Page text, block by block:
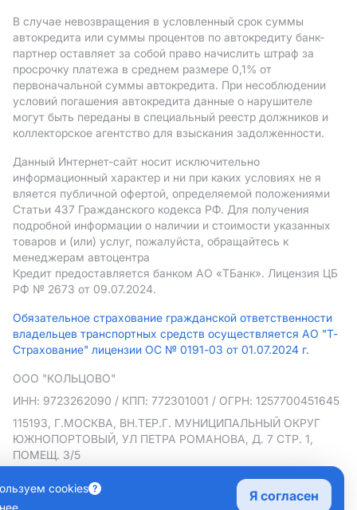
В случае невозвращения в условленный срок суммы
автокредита или суммы процентов по автокредиту банк-
партнер оставляет за собой право начислить штраф за
просрочку платежа в среднем размере 0,1% от
первоначальной суммы автокредита. При несоблюдении
условий погашения автокредита данные о нарушителе
могут быть переданы в специальный реестр должников и
коллекторское агентство для взыскания задолженности.
Данный Интернет-сайт носит исключительно
информационный характер и ни при каких условиях не я
вляется публичной офертой, определяемой положениями
Статьи 437 Гражданского кодекса РФ. Для получения
подробной информации о наличии и стоимости указанных
товаров и (или) услуг, пожалуйста, обращайтесь к
менеджерам автоцентра
Кредит предоставляется банком АO «ТБанк». Лицензия ЦБ
РФ № 2673 от 09.07.2024.
Обязательное страхование гражданской ответственности
владельцев транспортных средств осуществляется АО "Т-
Страхование" лицензии ОС № 0191-03 от 01.07.2024 г.
ООО "КОЛЬЦОВО"
ИНН: 9723262090 / КПП: 772301001 / ОГРН: 1257700451645
115193, Г.МОСКВА, ВН.ТЕР.Г. МУНИЦИПАЛЬНЫЙ ОКРУГ
ЮЖНОПОРТОВЫЙ, УЛ ПЕТРА РОМАНОВА, Д. 7 СТР. 1,
ПОМЕЩ. 3/5
Политика в отношении обработки персональных данных
Согласие на рекламную рассылку
cookies
Я согласен